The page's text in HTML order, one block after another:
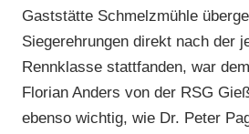
Gaststätte Schmelzmühle
Siegerehrungen direkt nach der
Rennklasse stattfanden, war
Florian Anders von der RSG
ebenso wichtig, wie Dr. Peter